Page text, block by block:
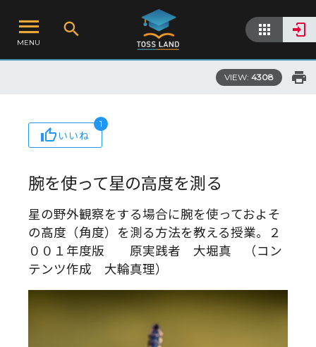
MENU
VIEW: 4308
いいね
1
腕を使って星の高度を測る
星の野外観察をする場合に腕を使っておよそ
の高度（角度）を測る方法を教える授業。２
００１年度版 原実践者 大堀真 （コン
テンツ作成 大輪真理）